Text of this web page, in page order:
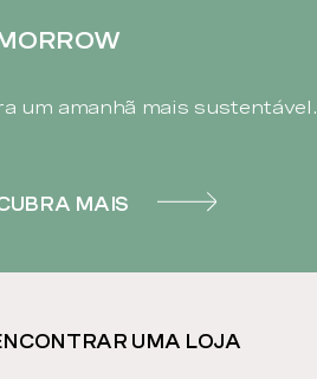
um amanhã mais sustentável.
MAIS
UMA LOJA